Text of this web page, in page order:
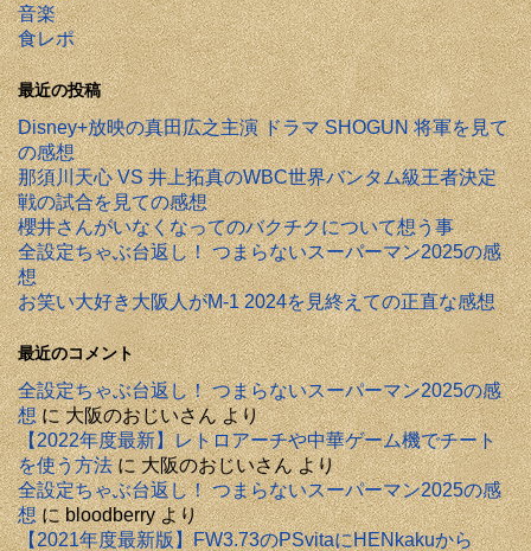
音楽
食レポ
最近の投稿
Disney+放映の真田広之主演 ドラマ SHOGUN 将軍を見て
の感想
那須川天心 VS 井上拓真のWBC世界バンタム級王者決定
戦の試合を見ての感想
櫻井さんがいなくなってのバクチクについて想う事
全設定ちゃぶ台返し！ つまらないスーパーマン2025の感
想
お笑い大好き大阪人がM-1 2024を見終えての正直な感想
最近のコメント
全設定ちゃぶ台返し！ つまらないスーパーマン2025の感
想に大阪のおじいさんより
【2022年度最新】レトロアーチや中華ゲーム機でチート
を使う方法に大阪のおじいさんより
全設定ちゃぶ台返し！ つまらないスーパーマン2025の感
想にbloodberryより
【2021年度最新版】FW3.73のPSvitaにHENkakuから